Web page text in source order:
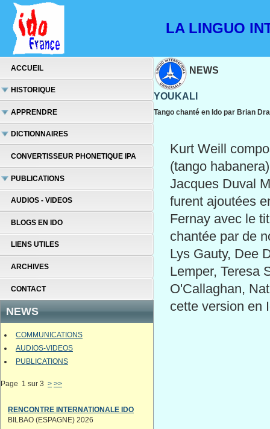
LA LINGUO
ACCUEIL
HISTORIQUE
APPRENDRE
DICTIONNAIRES
CONVERTISSEUR PHONETIQUE IPA
PUBLICATIONS
AUDIOS - VIDEOS
BLOGS EN IDO
LIENS UTILES
ARCHIVES
CONTACT
NEWS
COMMUNICATIONS
AUDIOS-VIDEOS
PUBLICATIONS
Page 1 sur 3 > >>
RENCONTRE INTERNATIONALE IDO
BILBAO (ESPAGNE) 2026
NEWS
YOUKALI
Tango chanté en Ido par Brian
Kurt Weill
(tango
Jacques Duval
furent ajoutées
Fernay avec le
chantée par de
Lys Gauty, Dee
Lemper, Teresa
O'Callaghan,
cette version en